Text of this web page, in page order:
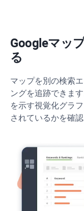
Googleマッ
る
マップを別の検索
ングを追跡できま
を示す視覚化グラ
されているかを確認